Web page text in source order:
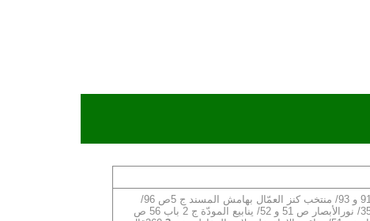
قال رسول الله صل الله عليه وآله -: (إذا كانَ يَوْمُ القيامَة ِنادى مُنادٍ: يا أَهْلَ الجَمْعِ غُضُّوا أَبْصارَكُمْ حَتى تَمُرَّ فاطِمَة) كنز العمّال ج 13 ص 91 و 93/ منتخب كنز العمّال بهامش المسند ج 5ص 96/
الصواعق المحرقة ص 190/ أسد الغابة ج 5 ص 523/ تذكرة الخواص ص279/ ذخائر العقبى ص 48/ مناقب الإمام علي لابن المغازلي ص 356/ نورالأبصار ص 51 و 52/ ينابيع المودّة ج 2 باب 56 ص